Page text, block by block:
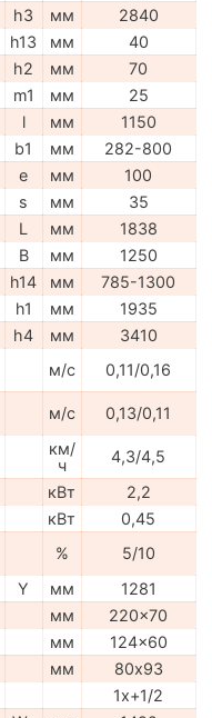
h3 мм
2840
h13 мм
40
h2 мм
70
m1 мм
25
l мм
1150
b1 мм
282-800
e мм
100
s мм
35
L мм
1838
B мм
1250
h14 мм
785-1300
h1 мм
1935
h4 мм
3410
м/с
0,11/0,16
м/с
0,13/0,11
км/
ч
4,3/4,5
кВт
2,2
кВт
0,45
%
5/10
Y мм
1281
мм
220x70
мм
124x60
мм
80х93
1x+1/2